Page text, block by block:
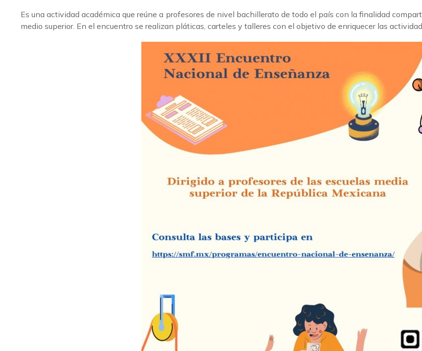
Es una actividad académica que reúne a profesores de nivel bachillerato de todo el país con la finalidad
medio superior. En el encuentro se realizan pláticas, carteles y talleres con el objetivo de enriquecer las